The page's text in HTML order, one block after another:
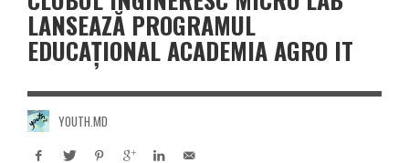
LANSEAZĂ PROGRAMUL
EDUCAȚIONAL ACADEMIA AGRO IT
YOUTH.MD